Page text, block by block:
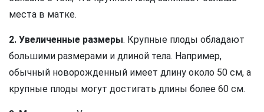
места в матке.
2. Увеличенные размеры. Крупные плоды обладают
большими размерами и длиной тела. Например,
обычный новорожденный имеет длину около 50 см, а
крупные плоды могут достигать длины более 60 см.